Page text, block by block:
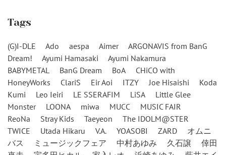
Tags
(G)I-DLE Ado aespa Aimer
ARGONAVIS from BanG
Dream!
Ayumi Hamasaki
Ayumi Nakamura
BABYMETAL
BanG Dream BoA
CHiCO with
HoneyWorks
ClariS Eir Aoi ITZY Joe Hisaishi
Koda
Kumi
Leo Ieiri LE SSERAFIM LiSA
Little Glee
Monster
LOONA miwa MUCC
MUSIC FAIR
ReoNa
Stray Kids Taeyeon
The IDOLM@STER
TWICE
Utada Hikaru V.A. YOASOBI ZARD
オムニ
バス
ミュージックフェア 中村あゆみ 久石譲
倖田